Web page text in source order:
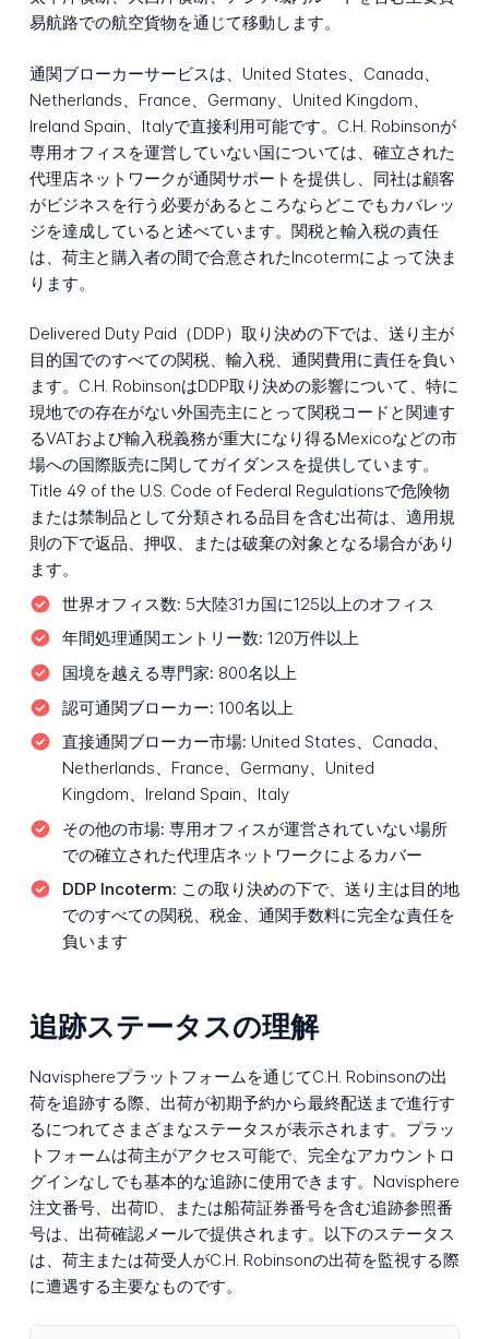
易航路での航空貨物を通じて移動します。
通関ブローカーサービスは、United States、Canada、
Netherlands、France、Germany、United Kingdom、
Ireland Spain、Italyで直接利用可能です。C.H. Robinsonが
専用オフィスを運営していない国については、確立された
代理店ネットワークが通関サポートを提供し、同社は顧客
がビジネスを行う必要があるところならどこでもカバレッ
ジを達成していると述べています。関税と輸入税の責任
は、荷主と購入者の間で合意されたIncotermによって決ま
ります。
Delivered Duty Paid（DDP）取り決めの下では、送り主が
目的国でのすべての関税、輸入税、通関費用に責任を負い
ます。C.H. RobinsonはDDP取り決めの影響について、特に
現地での存在がない外国売主にとって関税コードと関連す
るVATおよび輸入税義務が重大になり得るMexicoなどの市
場への国際販売に関してガイダンスを提供しています。
Title 49 of the U.S. Code of Federal Regulationsで危険物
または禁制品として分類される品目を含む出荷は、適用規
則の下で返品、押収、または破棄の対象となる場合があり
ます。
世界オフィス数: 5大陸31カ国に125以上のオフィス
年間処理通関エントリー数: 120万件以上
国境を越える専門家: 800名以上
認可通関ブローカー: 100名以上
直接通関ブローカー市場: United States、Canada、
Netherlands、France、Germany、United
Kingdom、Ireland Spain、Italy
その他の市場: 専用オフィスが運営されていない場所
での確立された代理店ネットワークによるカバー
DDP Incoterm: この取り決めの下で、送り主は目的地
でのすべての関税、税金、通関手数料に完全な責任を
負います
追跡ステータスの理解
Navisphereプラットフォームを通じてC.H. Robinsonの出
荷を追跡する際、出荷が初期予約から最終配送まで進行す
るにつれてさまざまなステータスが表示されます。プラッ
トフォームは荷主がアクセス可能で、完全なアカウントロ
グインなしでも基本的な追跡に使用できます。Navisphere
注文番号、出荷ID、または船荷証券番号を含む追跡参照番
号は、出荷確認メールで提供されます。以下のステータス
は、荷主または荷受人がC.H. Robinsonの出荷を監視する際
に遭遇する主要なものです。